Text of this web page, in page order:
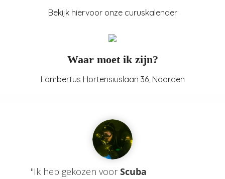
Bekijk hiervoor onze curuskalender
Waar moet ik zijn?
Lambertus Hortensiuslaan 36, Naarden
"Ik heb gekozen voorScuba